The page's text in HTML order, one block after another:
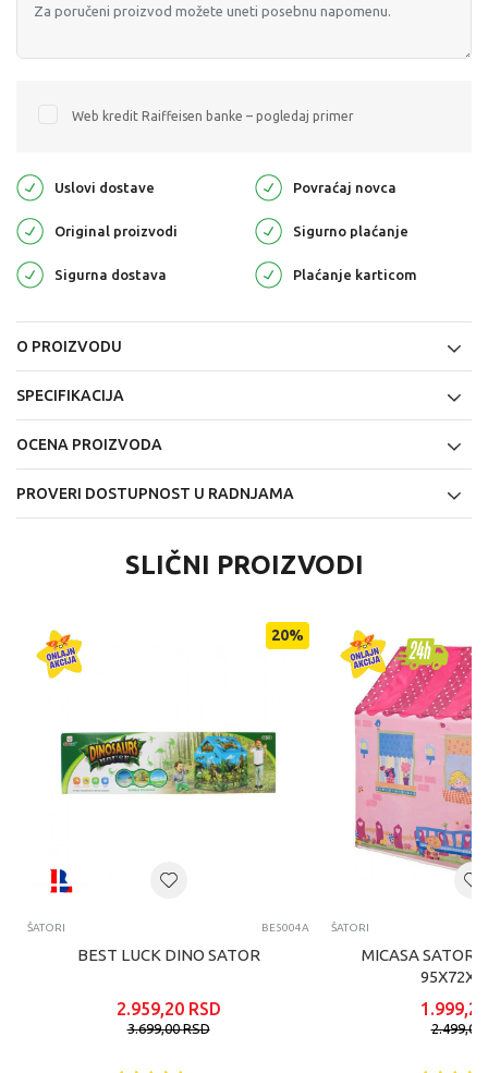
Web kredit Raiffeisen banke – pogledaj primer
Uslovi dostave Povraćaj novca
Original proizvodi Sigurno plaćanje
Sigurna dostava Plaćanje karticom
O PROIZVODU
SPECIFIKACIJA
OCENA PROIZVODA
PROVERI DOSTUPNOST U RADNJAMA
SLIČNI PROIZVODI
20%
ŠATORI BE5004A
BEST LUCK DINO SATOR
2.959,20 RSD
3.699,00RSD
ŠATORI
MICASA SATOR
1.999,20
2.499,00